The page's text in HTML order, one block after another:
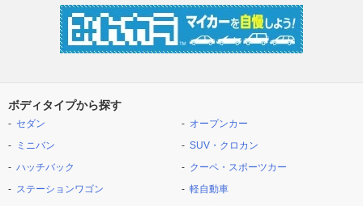
ボディタイプから探す
セダン
ミニバン
ハッチバック
ステーションワゴン
オープンカー
SUV・クロカン
クーペ・スポーツカー
軽自動車